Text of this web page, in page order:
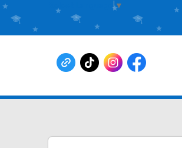
Select Language▼